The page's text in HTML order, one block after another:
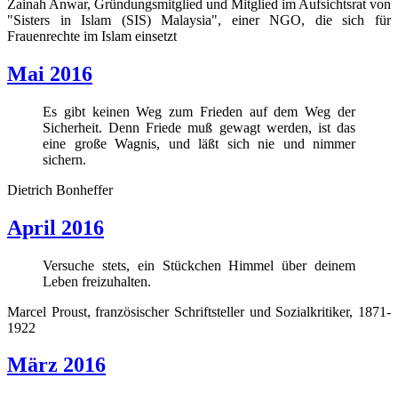
Zainah Anwar, Gründungsmitglied und Mitglied im Aufsichtsrat von
"Sisters in Islam (SIS) Malaysia", einer NGO, die sich für
Frauenrechte im Islam einsetzt
Mai 2016
Es gibt keinen Weg zum Frieden auf dem Weg der
Sicherheit. Denn Friede muß gewagt werden, ist das
eine große Wagnis, und läßt sich nie und nimmer
sichern.
Dietrich Bonheffer
April 2016
Versuche stets, ein Stückchen Himmel über deinem
Leben freizuhalten.
Marcel Proust, französischer Schriftsteller und Sozialkritiker, 1871-
1922
März 2016